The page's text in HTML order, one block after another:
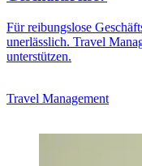
Für reibungslose
unerlässlich. Travel
unterstützen.
Travel Management